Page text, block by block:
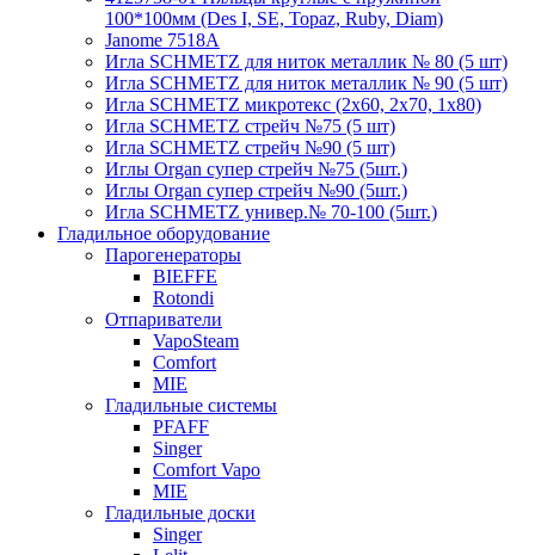
100*100мм (Des I, SE, Topaz, Ruby, Diam)
Janome 7518A
Игла SCHMETZ для ниток металлик № 80 (5 шт)
Игла SCHMETZ для ниток металлик № 90 (5 шт)
Игла SCHMETZ микротекс (2х60, 2х70, 1х80)
Игла SCHMETZ стрейч №75 (5 шт)
Игла SCHMETZ стрейч №90 (5 шт)
Иглы Organ супер стрейч №75 (5шт.)
Иглы Organ супер стрейч №90 (5шт.)
Игла SCHMETZ универ.№ 70-100 (5шт.)
Гладильное оборудование
Парогенераторы
BIEFFE
Rotondi
Отпариватели
VapoSteam
Comfort
MIE
Гладильные системы
PFAFF
Singer
Comfort Vapo
MIE
Гладильные доски
Singer